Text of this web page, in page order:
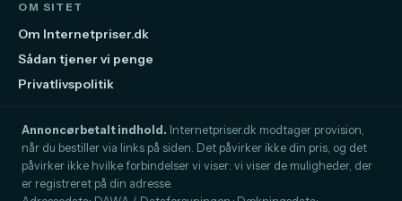
OM SITET
Om Internetpriser.dk
Sådan tjener vi penge
Privatlivspolitik
Annoncørbetalt indhold. Internetpriser.dk modtager provision,
når du bestiller via links på siden. Det påvirker ikke din pris, og det
påvirker ikke hvilke forbindelser vi viser: vi viser de muligheder, der
er registreret på din adresse.